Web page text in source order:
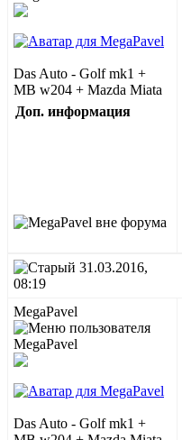
Das Auto - Golf mk1 +
MB w204 + Mazda Miata
Доп. информация
31.03.2016,
08:19
MegaPavel
Das Auto - Golf mk1 +